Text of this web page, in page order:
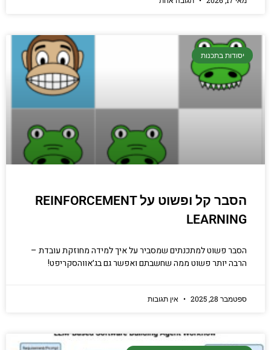
יסודות בתכנות
הסבר קל ופשוט על REINFORCEMENT
LEARNING
הסבר פשוט למתכנתים שמסביר על איך למידה מחוזקת עובדת –
הרבה יותר פשוט ממה שחשבתם ואפשר גם בג׳אווהסקריפט!
ספטמבר 28, 2025 אין תגובות